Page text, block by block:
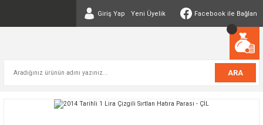
Giriş Yap Yeni Üyelik Facebook ile Bağlan
ARA